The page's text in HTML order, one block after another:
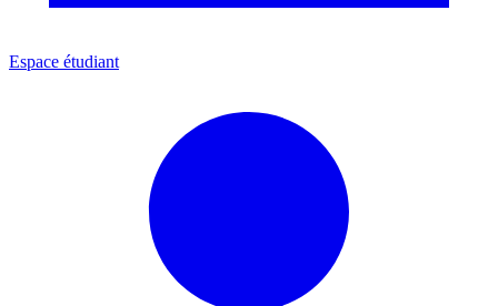
Espace étudiant